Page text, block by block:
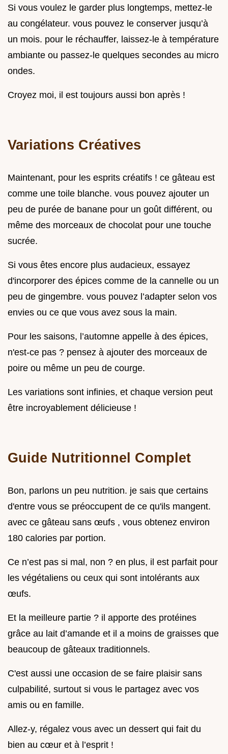
Si vous voulez le garder plus longtemps, mettez-le
au congélateur. vous pouvez le conserver jusqu’à
un mois. pour le réchauffer, laissez-le à température
ambiante ou passez-le quelques secondes au micro
ondes.
Croyez moi, il est toujours aussi bon après !
Variations Créatives
Maintenant, pour les esprits créatifs ! ce gâteau est
comme une toile blanche. vous pouvez ajouter un
peu de purée de banane pour un goût différent, ou
même des morceaux de chocolat pour une touche
sucrée.
Si vous êtes encore plus audacieux, essayez
d'incorporer des épices comme de la cannelle ou un
peu de gingembre. vous pouvez l’adapter selon vos
envies ou ce que vous avez sous la main.
Pour les saisons, l’automne appelle à des épices,
n'est-ce pas ? pensez à ajouter des morceaux de
poire ou même un peu de courge.
Les variations sont infinies, et chaque version peut
être incroyablement délicieuse !
Guide Nutritionnel Complet
Bon, parlons un peu nutrition. je sais que certains
d'entre vous se préoccupent de ce qu'ils mangent.
avec ce gâteau sans œufs , vous obtenez environ
180 calories par portion.
Ce n’est pas si mal, non ? en plus, il est parfait pour
les végétaliens ou ceux qui sont intolérants aux
œufs.
Et la meilleure partie ? il apporte des protéines
grâce au lait d’amande et il a moins de graisses que
beaucoup de gâteaux traditionnels.
C'est aussi une occasion de se faire plaisir sans
culpabilité, surtout si vous le partagez avec vos
amis ou en famille.
Allez-y, régalez vous avec un dessert qui fait du
bien au cœur et à l’esprit !